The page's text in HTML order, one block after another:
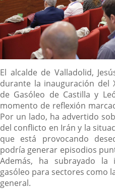
Descripción
El alcalde de Valladolid,
durante la inauguración del
de Gasóleo de Castilla y
momento de reflexión
Por un lado, ha advertido
del conflicto en Irán y la
que está provocando
podría generar episodios
Además, ha subrayado la
gasóleo para sectores como
general.